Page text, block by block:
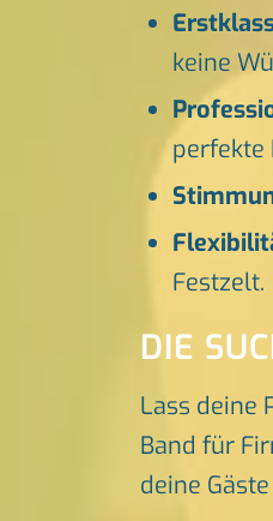
keine
perfekte
Festzelt.
DIE
Lass deine
Band für
deine